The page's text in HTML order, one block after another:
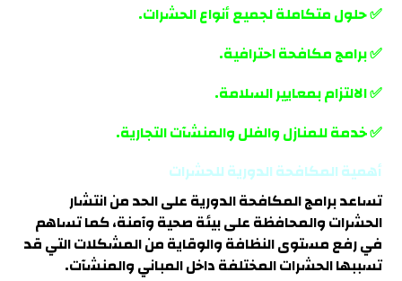
✅ حلول متكاملة لجميع أنواع الحشرات.
✅ برامج مكافحة احترافية.
✅ الالتزام بمعايير السلامة.
✅ خدمة للمنازل والفلل والمنشآت التجارية.
أهمية المكافحة الدورية للحشرات
تساعد برامج المكافحة الدورية على الحد من انتشار
الحشرات والمحافظة على بيئة صحية وآمنة، كما تساهم
في رفع مستوى النظافة والوقاية من المشكلات التي قد
تسببها الحشرات المختلفة داخل المباني والمنشآت.